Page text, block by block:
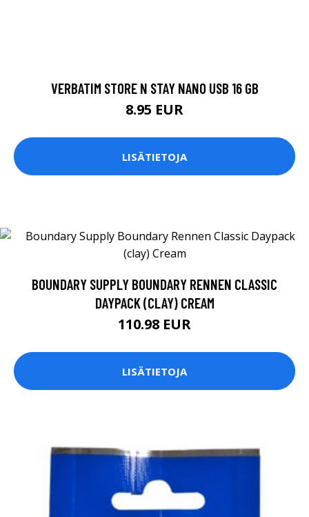
VERBATIM STORE N STAY NANO USB 16 GB
8.95 EUR
LISÄTIETOJA
BOUNDARY SUPPLY BOUNDARY RENNEN CLASSIC
DAYPACK (CLAY) CREAM
110.98 EUR
LISÄTIETOJA